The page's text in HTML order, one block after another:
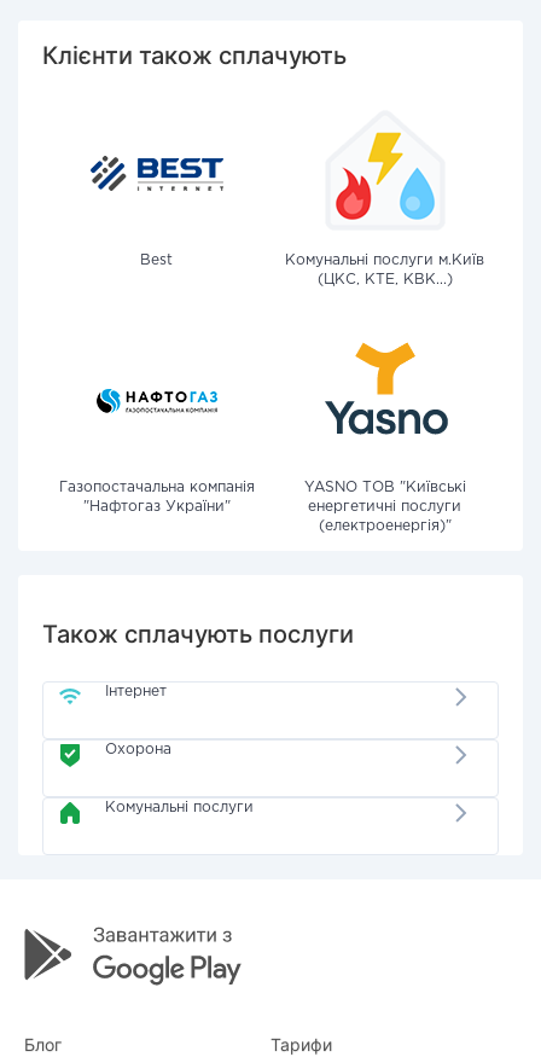
Клієнти також сплачують
Best
Комунальні послуги м.Київ
(ЦКС, КТЕ, КВК...)
Газопостачальна компанія
"Нафтогаз України"
YASNO ТОВ "Київські
енергетичні послуги
(електроенергія)"
Також сплачують послуги
Інтернет
Охорона
Комунальні послуги
Блог Тарифи